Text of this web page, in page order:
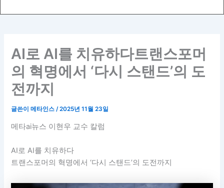
AI로 AI를 치유하다트랜스포머
의 혁명에서 ‘다시 스탠드’의 도
전까지
글쓴이메타인스 /2025년 11월 23일
메타ai뉴스 이현우 교수 칼럼
AI로 AI를 치유하다
트랜스포머의 혁명에서 ‘다시 스탠드’의 도전까지